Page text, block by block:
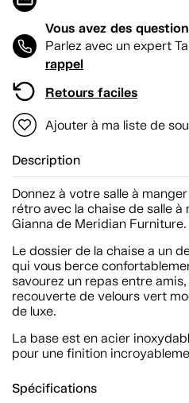
Vous avez des
Parlez avec un expert
rappel
Retours faciles
Ajouter à ma liste de
Description
Donnez à votre salle à
rétro avec la chaise de salle
Gianna de Meridian Furniture.
Le dossier de la chaise a un
qui vous berce
savourez un repas entre
recouverte de velours vert
de luxe.
La base est en acier
pour une finition
Spécifications